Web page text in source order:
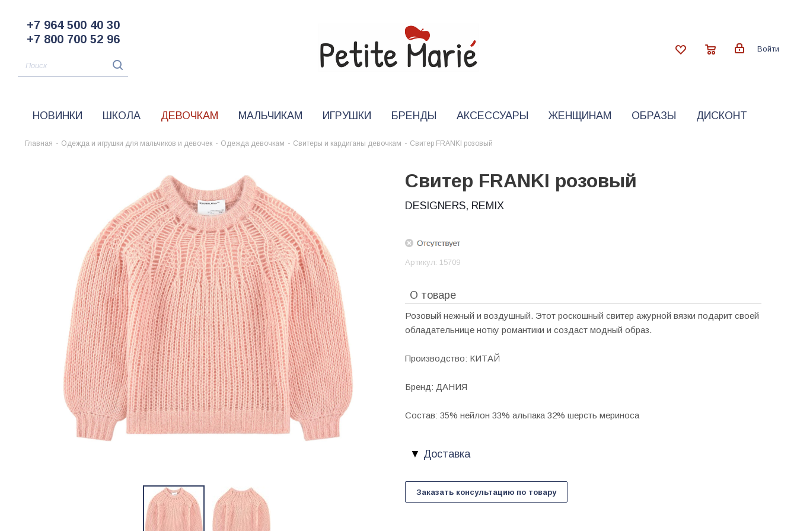
+7 964 500 40 30
+7 800 700 52 96
Войти
НОВИНКИ ШКОЛА ДЕВОЧКАМ МАЛЬЧИКАМ ИГРУШКИ БРЕНДЫ АКСЕССУАРЫ ЖЕНЩИНАМ ОБРАЗЫ ДИСКОНТ
Главная - Одежда и игрушки для мальчиков и девочек - Одежда девочкам - Свитеры и кардиганы девочкам - Свитер FRANKI розовый
Свитер FRANKI розовый
DESIGNERS, REMIX
Артикул: 15709
О товаре
Розовый нежный и воздушный. Этот роскошный свитер ажурной вязки подарит своей
обладательнице нотку романтики и создаст модный образ.
Производство: КИТАЙ
Бренд: ДАНИЯ
Состав: 35% нейлон 33% альпака 32% шерсть мериноса
Доставка
Заказать консультацию по товару